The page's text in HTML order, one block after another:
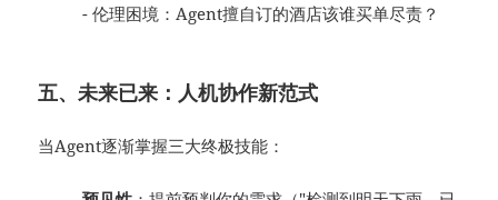
- 伦理困境：Agent擅自订的酒店该谁买单尽责？
五、未来已来：人机协作新范式
当Agent逐渐掌握三大终极技能：